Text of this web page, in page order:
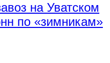
на Уватском
по «зимникам»